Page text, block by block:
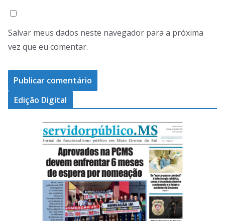
Salvar meus dados neste navegador para a próxima
vez que eu comentar.
Edição Digital